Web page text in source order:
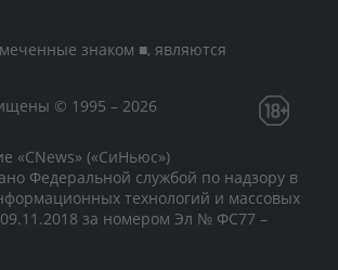
знаком ■, являются
© 1995 – 2026
«CNews» («СиНьюс»)
Федеральной службой по надзору в
технологий и массовых
за номером Эл № ФС77 –